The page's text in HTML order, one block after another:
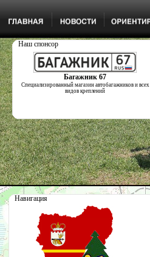
Наш спонсор
Багажник 67
Специализированный магазин автобагажников и всех
видов креплений
Навигация